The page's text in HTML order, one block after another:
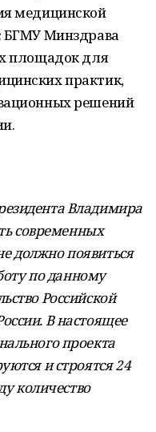
медицинской
БГМУ Минздрава
площадок для
практик,
решений
Владимира
современных
должно появиться
по данному
Российской
В настоящее
проекта
и строятся 24
количество